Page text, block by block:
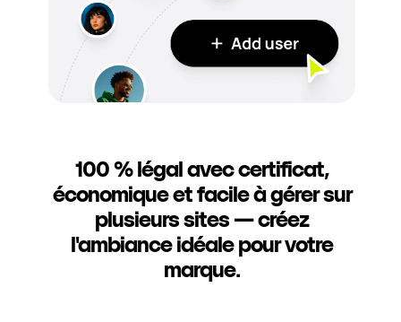
100 % légal avec certificat,
économique et facile à gérer sur
plusieurs sites — créez
l'ambiance idéale pour votre
marque.